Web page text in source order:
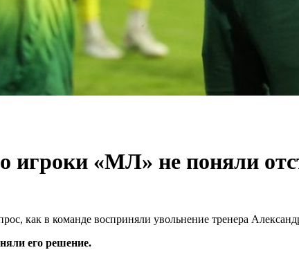
игроки «МЛ» не поняли
как в команде восприняли увольнение тренера
его решение.